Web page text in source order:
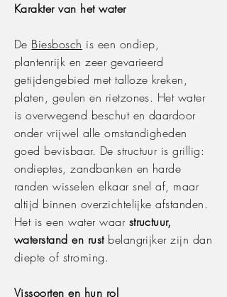
Karakter van het water
De Biesbosch is een ondiep,
plantenrijk en zeer gevarieerd
getijdengebied met talloze kreken,
platen, geulen en rietzones. Het water
is overwegend beschut en daardoor
onder vrijwel alle omstandigheden
goed bevisbaar. De structuur is grillig:
ondieptes, zandbanken en harde
randen wisselen elkaar snel af, maar
altijd binnen overzichtelijke afstanden.
Het is een water waar structuur,
waterstand en rustbelangrijker zijn dan
diepte of stroming.
Vissoorten en hun rol